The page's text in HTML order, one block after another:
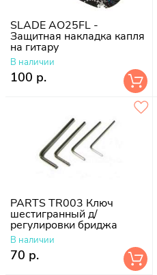
SLADE AO25FL -
Защитная накладка капля
на гитару
В наличии
100 р.
PARTS TR003 Ключ
шестигранный д/
регулировки бриджа
В наличии
70 р.